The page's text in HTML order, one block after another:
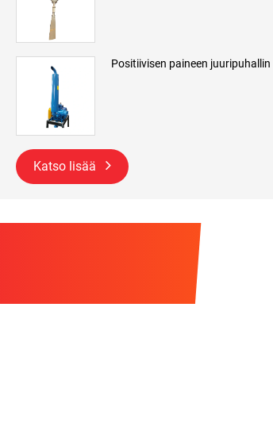
Positiivisen paineen juuripuhallin
Katso lisää